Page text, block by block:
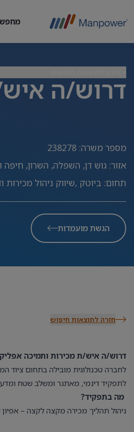
דרוש/ה
מספר משרה:
238278
אזור: גוש דן, השפלה, השרון, חיפה
תחום: ביוטק ,שיווק ניהול מכירות
הגשת מועמדות
חזרה לתוצאות חיפוש
דרוש/ה איש/ת מכירות ותמיכה
לחברה טכנולוגית מובילה בתחום ציוד
לתפקיד דינמי, מאתגר ומשלב שטח
מה בתפקיד?
ניהול תהליך מכירה מקצה לקצה –